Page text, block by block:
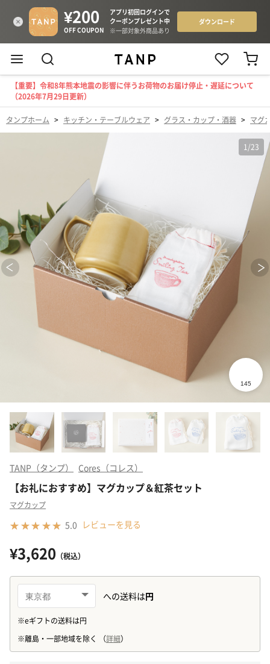
【重要】令和8年熊本地震の影響に伴うお荷物のお届け停止・遅延について
（2026年7月29日更新）
タンプホーム > キッチン・テーブルウェア > グラス・カップ・酒器 > マグ
1 /23
TANP（タンプ） Cores（コレス）
【お礼におすすめ】マグカップ＆紅茶セット
マグカップ
5.0 レビューを見る
¥3,620 （税込）